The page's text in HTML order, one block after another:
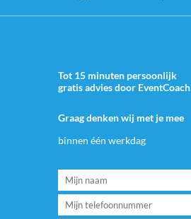
Tot 15 minuten persoonlijk
gratis advies door EventCoach
Graag denken wij met je mee
binnen één werkdag